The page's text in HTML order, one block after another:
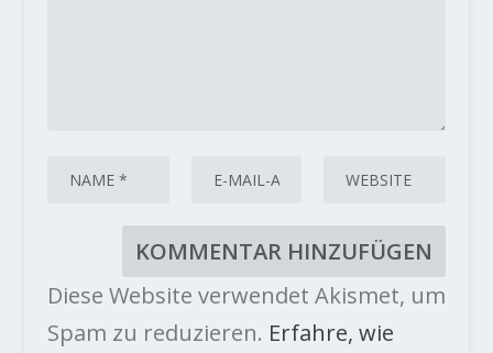
Diese Website verwendet Akismet, um
Spam zu reduzieren. Erfahre, wie